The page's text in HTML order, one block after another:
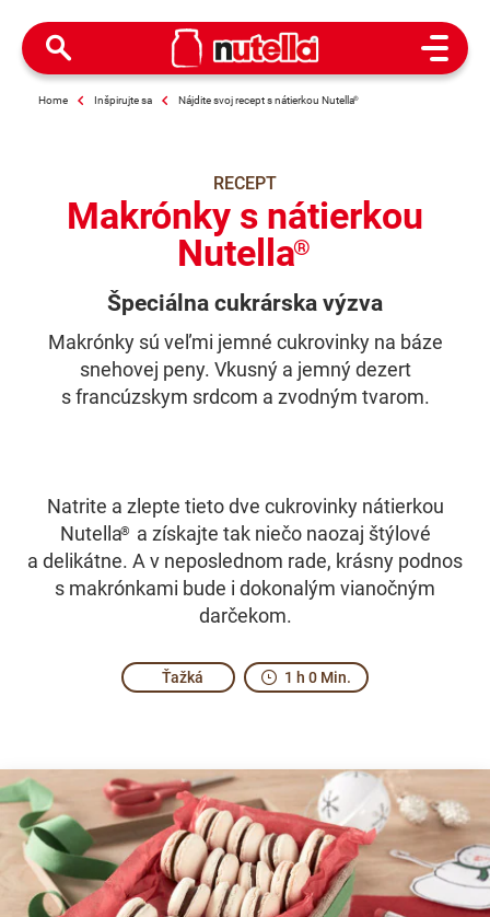
Open
Home Inšpirujte sa Nájdite svoj recept s nátierkou Nutella®
RECEPT
Makrónky s nátierkou
Nutella®
Špeciálna cukrárska výzva
Makrónky sú veľmi jemné cukrovinky na báze
snehovej peny. Vkusný a jemný dezert
s francúzskym srdcom a zvodným tvarom.
Natrite a zlepte tieto dve cukrovinky nátierkou
Nutella®
a získajte tak niečo naozaj štýlové
a delikátne. A v neposlednom rade, krásny podnos
s makrónkami bude i dokonalým vianočným
darčekom.
Ťažká 1 h 0 Min.